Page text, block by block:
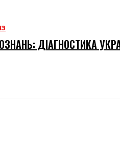
ДІАГНОСТИКА